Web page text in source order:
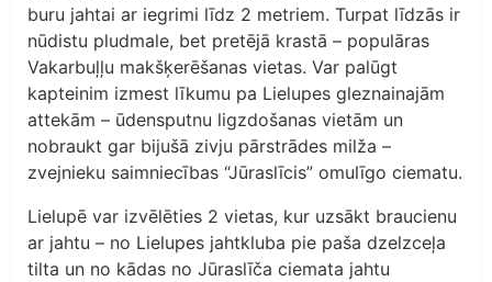
buru jahtai ar iegrimi līdz 2 metriem. Turpat līdzās ir
nūdistu pludmale, bet pretējā krastā – populāras
Vakarbuļļu makšķerēšanas vietas. Var palūgt
kapteinim izmest līkumu pa Lielupes gleznainajām
attekām – ūdensputnu ligzdošanas vietām un
nobraukt gar bijušā zivju pārstrādes milža –
zvejnieku saimniecības “Jūraslīcis” omulīgo ciematu.
Lielupē var izvēlēties 2 vietas, kur uzsākt braucienu
ar jahtu – no Lielupes jahtkluba pie paša dzelzceļa
tilta un no kādas no Jūraslīča ciemata jahtu